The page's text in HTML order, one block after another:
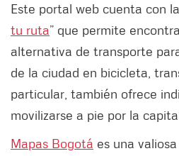
Este portal web cuenta con
tu ruta” que permite
alternativa de transporte
de la ciudad en bicicleta,
particular, también ofrece
movilizarse a pie por la
Mapas Bogotá es una